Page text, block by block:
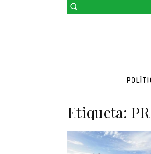
Etiqueta: